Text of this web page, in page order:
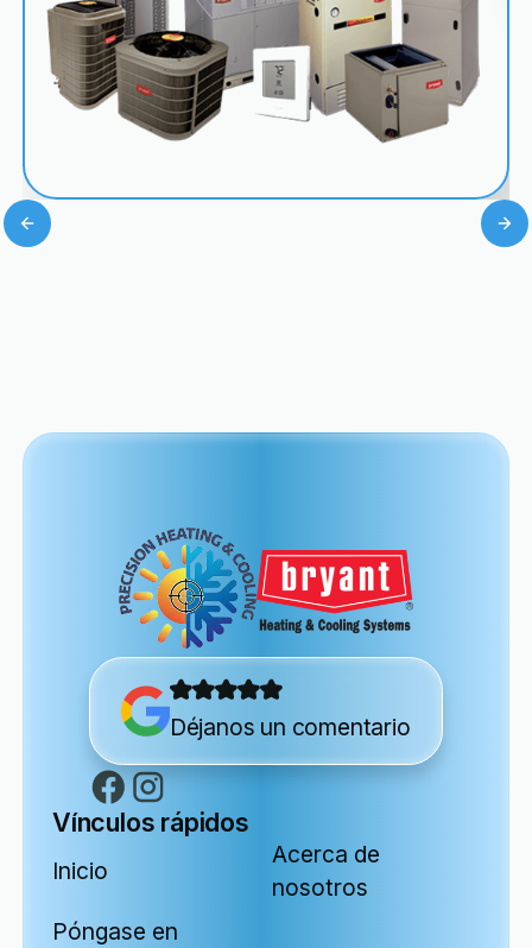
Déjanos un comentario
Vínculos rápidos
Inicio
Acerca de
nosotros
Póngase en